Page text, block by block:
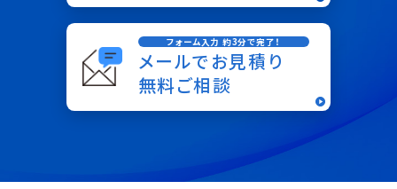
フォーム入力 約3分で完了！
メールでお見積り
無料ご相談